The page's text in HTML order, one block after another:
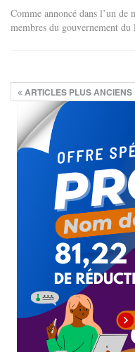
Comme annoncé dans l’un de
membres du gouvernement
ARTICLES PLUS ANCIENS